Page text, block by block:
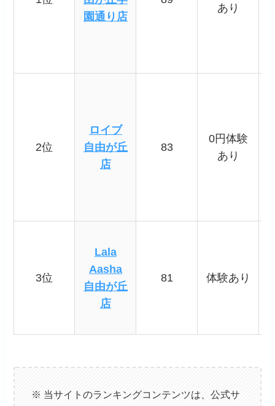
園通り店
あり
2位
ロイブ
自由が丘
店
83
0円体験
あり
3位
Lala
Aasha
自由が丘
店
81 体験あり
※ 当サイトのランキングコンテンツは、公式サ